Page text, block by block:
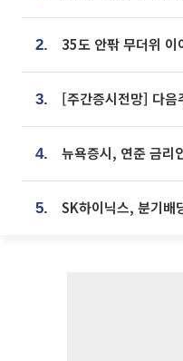
2.
3.
4.
5.